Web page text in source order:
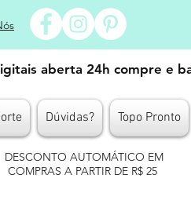
aberta 24h compre e
Dúvidas? Topo Pronto
DESCONTO AUTOMÁTICO EM
COMPRAS A PARTIR DE R$ 25